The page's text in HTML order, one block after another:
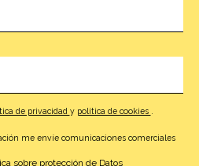
de privacidad y política de cookies
me envíe comunicaciones comerciales
sobre protección de Datos